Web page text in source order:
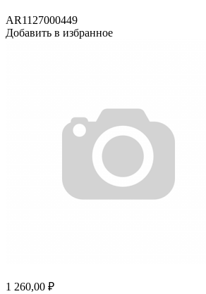
AR1127000449
Добавить в избранное
1 260,00 ₽